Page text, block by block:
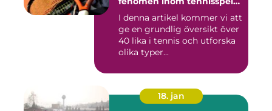
spännande och
frustrerande för spelare
och fans
I denna artikel kommer vi att
ge en grundlig översikt över
40 lika i tennis och utforska
olika typer...
18. jan